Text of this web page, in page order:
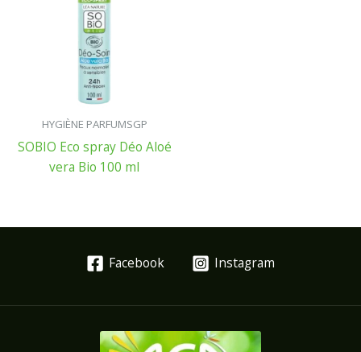
HYGIÈNE PARFUMSGP
SOBIO Eco spray Déo Aloé
vera Bio 100 ml
Facebook Instagram